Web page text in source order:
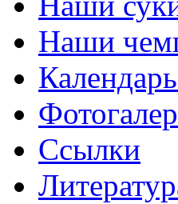
Наши
Ссылки